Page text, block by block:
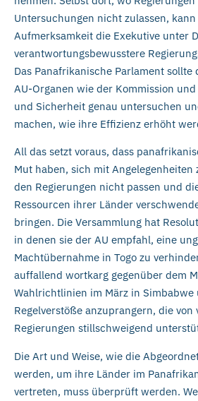
Untersuchungen nicht zulassen,
Aufmerksamkeit die Exekutive unter
verantwortungsbewusstere
Das Panafrikanische Parlament sollte
AU-Organen wie der Kommission
und Sicherheit genau untersuchen
machen, wie ihre Effizienz erhöht
All das setzt voraus, dass
Mut haben, sich mit Angelegenheiten
den Regierungen nicht passen und
Ressourcen ihrer Länder
bringen. Die Versammlung hat
in denen sie der AU empfahl, eine
Machtübernahme in Togo zu
auffallend wortkarg gegenüber dem
Wahlrichtlinien im März in Simbabwe
Regelverstöße anzuprangern, die
Regierungen stillschweigend
Die Art und Weise, wie die
werden, um ihre Länder im
vertreten, muss überprüft werden.